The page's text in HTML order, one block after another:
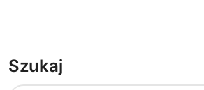
Szukaj